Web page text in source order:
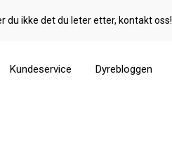
du ikke det du leter etter, kontakt oss!
Kundeservice Dyrebloggen